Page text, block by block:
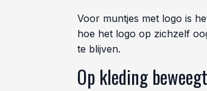
Voor muntjes met logo is
hoe het logo op zichzelf
te blijven.
Op kleding